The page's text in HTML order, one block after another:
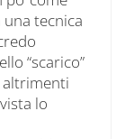
una tecnica
“scarico”
altrimenti
lo